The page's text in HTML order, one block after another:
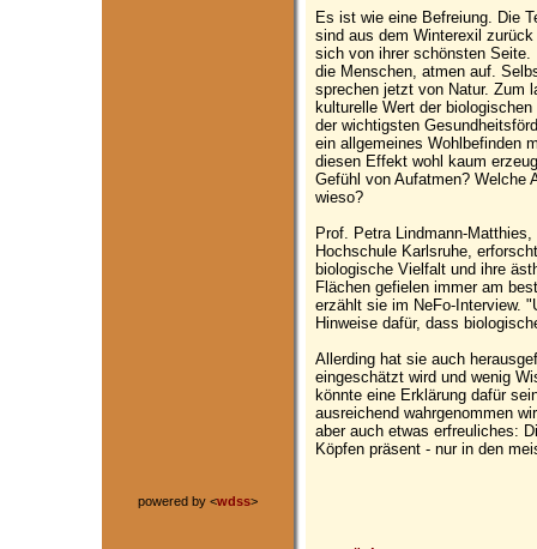
powered by <wdss>
Es ist wie eine Befreiung. Die
sind aus dem Winterexil
sich von ihrer schönsten
die Menschen, atmen auf.
sprechen jetzt von Natur. Zum
kulturelle Wert der
der wichtigsten
ein allgemeines Wohlbefinden
diesen Effekt wohl kaum
Gefühl von Aufatmen? Welche
wieso?
Prof. Petra Lindmann-
Hochschule Karlsruhe,
biologische Vielfalt und ihre
Flächen gefielen immer am
erzählt sie im NeFo-Interview.
Hinweise dafür, dass
Allerding hat sie auch
eingeschätzt wird und wenig
könnte eine Erklärung dafür
ausreichend wahrgenommen
aber auch etwas erfreuliches:
Köpfen präsent - nur in den